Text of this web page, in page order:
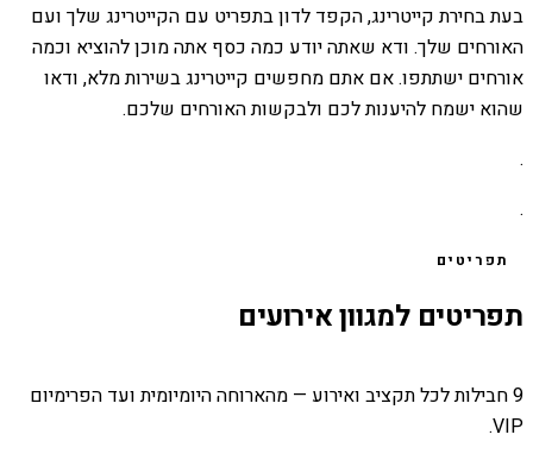
בעת בחירת קייטרינג, הקפד לדון בתפריט עם הקייטרינג שלך ועם
האורחים שלך. ודא שאתה יודע כמה כסף אתה מוכן להוציא וכמה
אורחים ישתתפו. אם אתם מחפשים קייטרינג בשירות מלא, ודאו
שהוא ישמח להיענות לכם ולבקשות האורחים שלכם.
.
.
תפריטים
תפריטים למגוון אירועים
9 חבילות לכל תקציב ואירוע — מהארוחה היומיומית ועד הפרימיום
VIP.